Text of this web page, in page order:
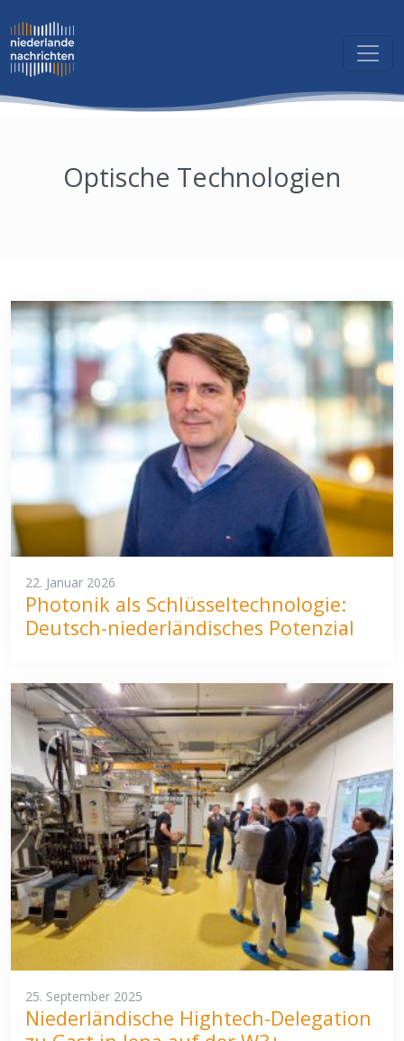
Optische Technologien
22. Januar 2026
Photonik als Schlüsseltechnologie:
Deutsch-niederländisches Potenzial
25. September 2025
Niederländische Hightech-Delegation